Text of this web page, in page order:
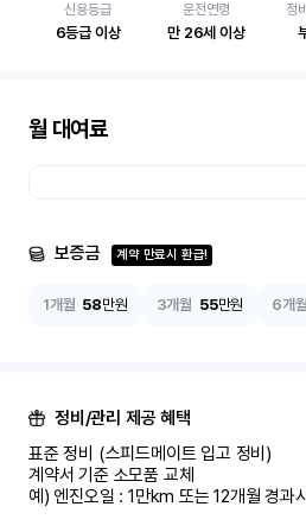
신용등급
6등급 이상
운전연령
만 26세 이상
정
월 대여료
보증금 계약 만료시 환급!
1개월 58만원 3개월 55만원 6개월
정비/관리 제공 혜택
표준 정비 (스피드메이트 입고 정비)
계약서 기준 소모품 교체
예) 엔진오일 : 1만km 또는 12개월 경과시